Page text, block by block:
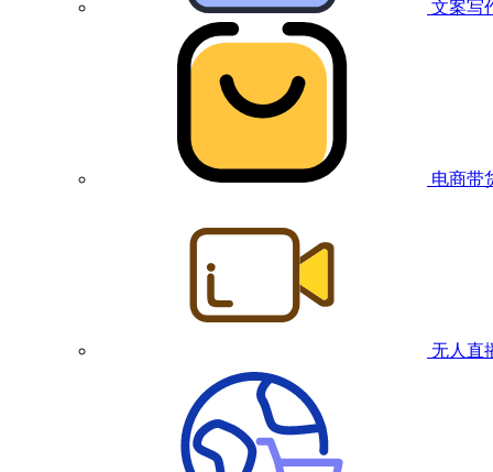
文案写
电商带
无人直